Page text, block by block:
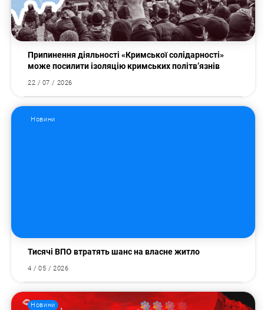
Пошук за запитом:
Припинення діяльності «Кримської солідарності»
може посилити ізоляцію кримських політв’язнів
22 / 07 / 2026
Новини
Тисячі ВПО втратять шанс на власне житло
4 / 05 / 2026
Новини